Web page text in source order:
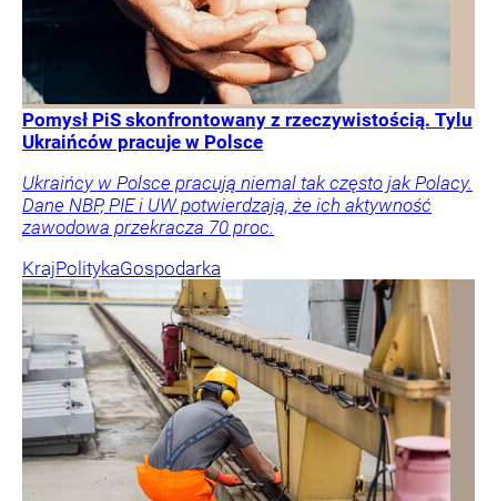
Pomysł PiS skonfrontowany z rzeczywistością. Tylu
Ukraińców pracuje w Polsce
Ukraińcy w Polsce pracują niemal tak często jak Polacy.
Dane NBP, PIE i UW potwierdzają, że ich aktywność
zawodowa przekracza 70 proc.
KrajPolitykaGospodarka